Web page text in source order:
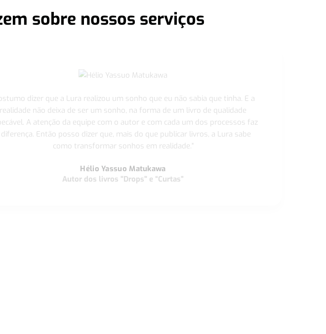
sobre nossos serviços
dizer que a Lura realizou um sonho que eu não sabia que tinha. E a
realidade não deixa de ser um sonho, na forma de um livro de qualidade
A atenção da equipe com o autor e com cada um dos processos faz
diferença. Então posso dizer que, mais do que publicar livros, a Lura sabe
como transformar sonhos em realidade."
Hélio Yassuo Matukawa
Autor dos livros "Drops" e “Curtas”